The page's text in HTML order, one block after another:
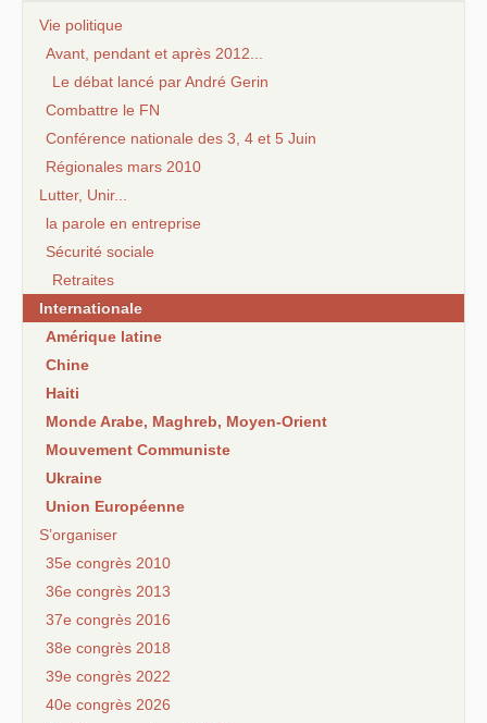
Vie politique
Avant, pendant et après 2012...
Le débat lancé par André Gerin
Combattre le FN
Conférence nationale des 3, 4 et 5 Juin
Régionales mars 2010
Lutter, Unir...
la parole en entreprise
Sécurité sociale
Retraites
Internationale
Amérique latine
Chine
Haiti
Monde Arabe, Maghreb, Moyen-Orient
Mouvement Communiste
Ukraine
Union Européenne
S’organiser
35e congrès 2010
36e congrès 2013
37e congrès 2016
38e congrès 2018
39e congrès 2022
40e congrès 2026